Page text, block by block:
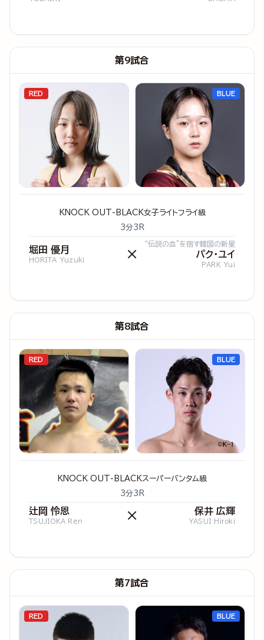
第9試合
RED
KNOCK OUT-BLACK女子ライトフライ級
3分3R
堀田 優月
HORITA Yuzuki ×
“伝説の血”を宿す韓国の新星
パク・ユイ
PARK Yui
BLUE
第8試合
RED
KNOCK OUT-BLACKスーパーバンタム級
3分3R
辻岡 怜恩
TSUJIOKA Ren × 保井 広輝
YASUI Hiroki
BLUE
第7試合
RED BLUE